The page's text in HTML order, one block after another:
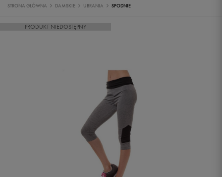
STRONA GŁÓWNA DAMSKIE UBRANIA SPODNIE
PRODUKT NIEDOSTĘPNY